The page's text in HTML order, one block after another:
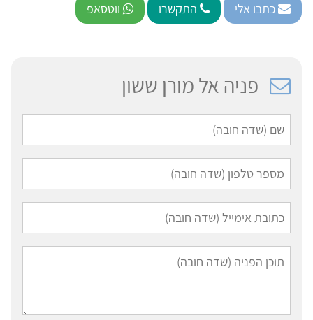
כתבו אלי התקשרו ווטסאפ
פניה אל מורן ששון